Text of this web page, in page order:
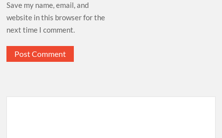
Save my name, email, and
website in this browser for the
next time I comment.